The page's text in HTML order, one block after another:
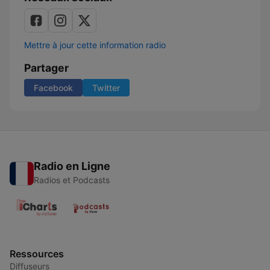
Mettre à jour cette information radio
Partager
Facebook Twitter
Radio en Ligne
Radios et Podcasts
Ressources
Diffuseurs